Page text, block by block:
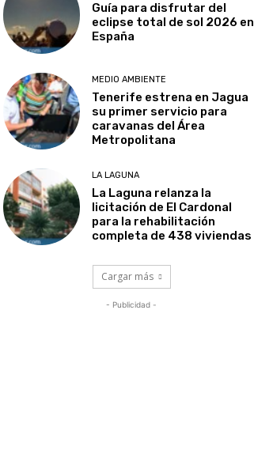
Guía para disfrutar del
eclipse total de sol 2026 en
España
MEDIO AMBIENTE
Tenerife estrena en Jagua
su primer servicio para
caravanas del Área
Metropolitana
LA LAGUNA
La Laguna relanza la
licitación de El Cardonal
para la rehabilitación
completa de 438 viviendas
Cargar más
- Publicidad -